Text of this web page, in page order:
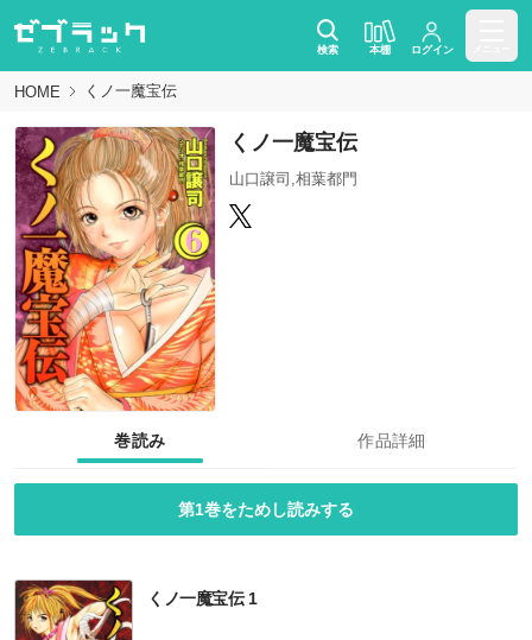
検索 本棚 ログイン
HOME くノ一魔宝伝
くノ一魔宝伝
山口譲司,相葉都門
巻読み 作品詳細
第1巻をためし読みする
くノ一魔宝伝 1